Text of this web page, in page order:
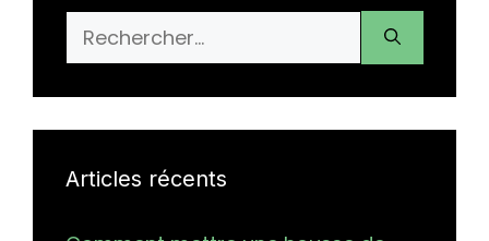
Rechercher :
Articles récents